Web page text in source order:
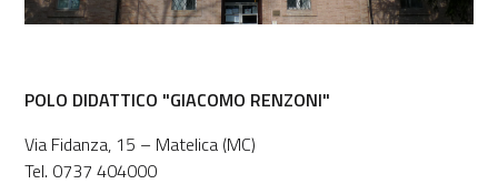
POLO DIDATTICO "GIACOMO RENZONI"
Via Fidanza, 15 – Matelica (MC)
Tel. 0737 404000